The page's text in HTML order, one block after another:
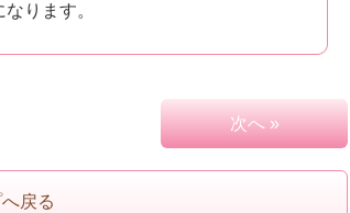
ります。
次へ »
戻る